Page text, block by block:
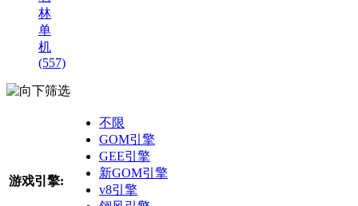
林
单
机
(557)
筛选
游戏引擎:
不限
GOM引擎
GEE引擎
新GOM引擎
v8引擎